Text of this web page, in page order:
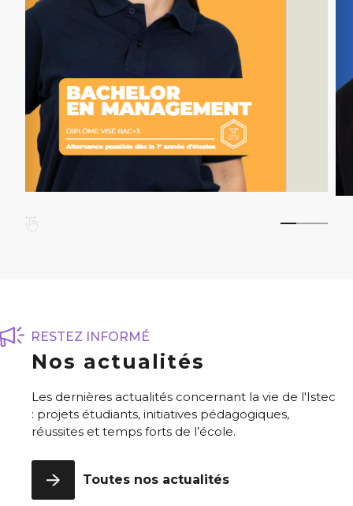
RESTEZ INFORMÉ
Nos actualités
Les dernières actualités concernant la vie de l'Istec
: projets étudiants, initiatives pédagogiques,
réussites et temps forts de l’école.
Toutes nos actualités